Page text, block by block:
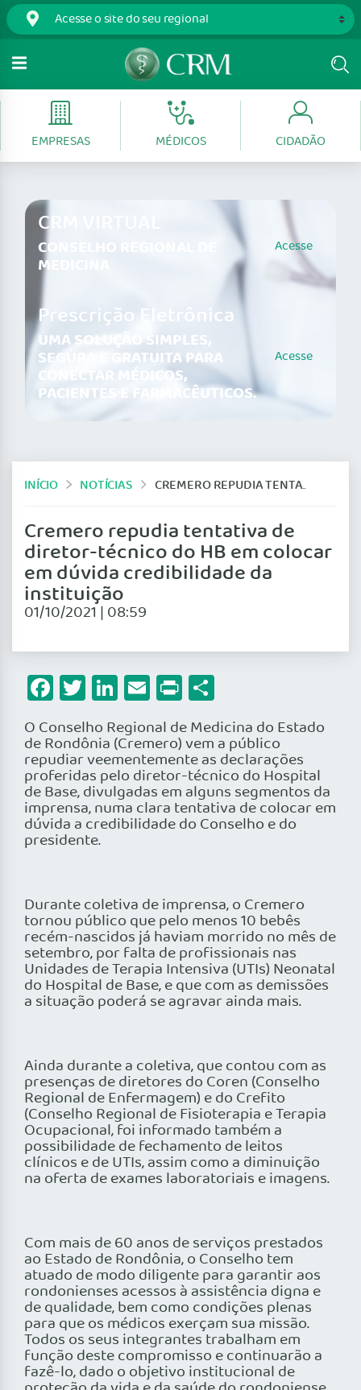
EMPRESAS MÉDICOS CIDADÃO
CRM VIRTUAL
CONSELHO REGIONAL DE
MEDICINA
Acesse
Prescrição Eletrônica
UMA SOLUÇÃO SIMPLES,
SEGURA E GRATUITA PARA
CONECTAR MÉDICOS,
PACIENTES E FARMACÊUTICOS.
Acesse
INÍCIO NOTÍCIAS CREMERO REPUDIA TENTATIVA DE DIRETOR-TÉCNICO DO HB EM COLOCAR EM DÚVIDA CREDIBILIDADE DA INSTITUIÇÃO
Cremero repudia tentativa de
diretor-técnico do HB em colocar
em dúvida credibilidade da
instituição
01/10/2021 | 08:59
Facebook
Twitter
LinkedIn
Email
Print
O Conselho Regional de Medicina do Estado
de Rondônia (Cremero) vem a público
repudiar veementemente as declarações
proferidas pelo diretor-técnico do Hospital
de Base, divulgadas em alguns segmentos da
imprensa, numa clara tentativa de colocar em
dúvida a credibilidade do Conselho e do
presidente.
Durante coletiva de imprensa, o Cremero
tornou público que pelo menos 10 bebês
recém-nascidos já haviam morrido no mês de
setembro, por falta de profissionais nas
Unidades de Terapia Intensiva (UTIs) Neonatal
do Hospital de Base, e que com as demissões
a situação poderá se agravar ainda mais.
Ainda durante a coletiva, que contou com as
presenças de diretores do Coren (Conselho
Regional de Enfermagem) e do Crefito
(Conselho Regional de Fisioterapia e Terapia
Ocupacional, foi informado também a
possibilidade de fechamento de leitos
clínicos e de UTIs, assim como a diminuição
na oferta de exames laboratoriais e imagens.
Com mais de 60 anos de serviços prestados
ao Estado de Rondônia, o Conselho tem
atuado de modo diligente para garantir aos
rondonienses acessos à assistência digna e
de qualidade, bem como condições plenas
para que os médicos exerçam sua missão.
Todos os seus integrantes trabalham em
função deste compromisso e continuarão a
fazê-lo, dado o objetivo institucional de